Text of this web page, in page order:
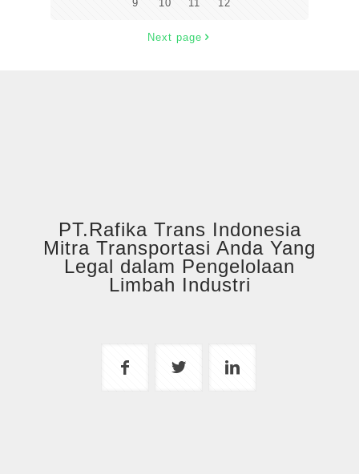
9 10 11 12
Next page
PT.Rafika Trans Indonesia
Mitra Transportasi Anda Yang
Legal dalam Pengelolaan
Limbah Industri